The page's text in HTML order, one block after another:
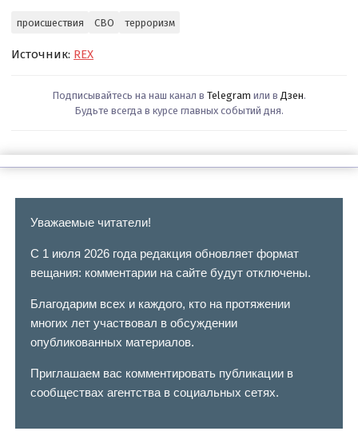
происшествия СВО терроризм
Источник: REX
Подписывайтесь на наш канал в Telegram или в Дзен.
Будьте всегда в курсе главных событий дня.
Уважаемые читатели!
С 1 июля 2026 года редакция обновляет формат
вещания: комментарии на сайте будут отключены.
Благодарим всех и каждого, кто на протяжении
многих лет участвовал в обсуждении
опубликованных материалов.
Приглашаем вас комментировать публикации в
сообществах агентства в социальных сетях.